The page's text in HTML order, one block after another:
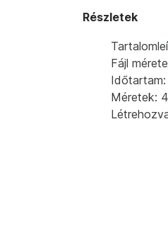
Részletek
Fájl
Időtartam:
Méretek: